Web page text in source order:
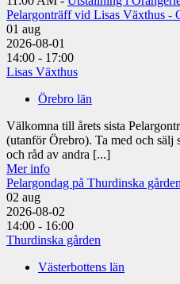
Pelargonträff vid Lisas Växthus -
01 aug
2026-08-01
14:00 - 17:00
Lisas Växthus
Örebro län
Välkomna till årets sista
(utanför Örebro). Ta med och
och råd av andra [...]
Mer info
Pelargondag på Thurdinska gården
02 aug
2026-08-02
14:00 - 16:00
Thurdinska gården
Västerbottens län